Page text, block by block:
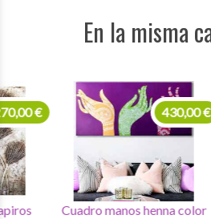
En la misma
Cuadro manos henna color
430,00 €